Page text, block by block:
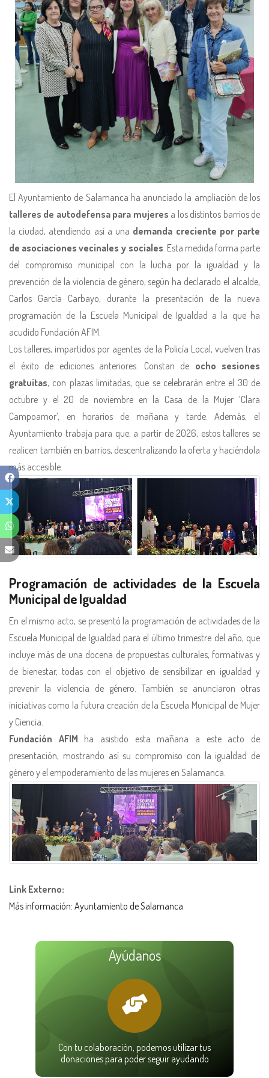
El Ayuntamiento de Salamanca ha anunciado la ampliación de los
talleres de autodefensa para mujeres a los distintos barrios de
la ciudad, atendiendo así a una demanda creciente por parte
de asociaciones vecinales y sociales . Esta medida forma parte
del compromiso municipal con la lucha por la igualdad y la
prevención de la violencia de género, según ha declarado el alcalde,
Carlos García Carbayo, durante la presentación de la nueva
programación de la Escuela Municipal de Igualdad a la que ha
acudido Fundación AFIM.
Los talleres, impartidos por agentes de la Policía Local, vuelven tras
el éxito de ediciones anteriores. Constan de ocho sesiones
gratuitas, con plazas limitadas, que se celebrarán entre el 30 de
octubre y el 20 de noviembre en la Casa de la Mujer ‘Clara
Campoamor’, en horarios de mañana y tarde. Además, el
Ayuntamiento trabaja para que, a partir de 2026, estos talleres se
realicen también en barrios, descentralizando la oferta y haciéndola
más accesible.
Programación de actividades de la Escuela
Municipal de Igualdad
En el mismo acto, se presentó la programación de actividades de la
Escuela Municipal de Igualdad para el último trimestre del año, que
incluye más de una docena de propuestas culturales, formativas y
de bienestar, todas con el objetivo de sensibilizar en igualdad y
prevenir la violencia de género. También se anunciaron otras
iniciativas como la futura creación de la Escuela Municipal de Mujer
y Ciencia.
Fundación AFIM ha asistido esta mañana a este acto de
presentación, mostrando así su compromiso con la igualdad de
género y el empoderamiento de las mujeres en Salamanca.
Link Externo:
Más información: Ayuntamiento de Salamanca
Ayúdanos
Con tu colaboración, podemos utilizar tus
donaciones para poder seguir ayudando